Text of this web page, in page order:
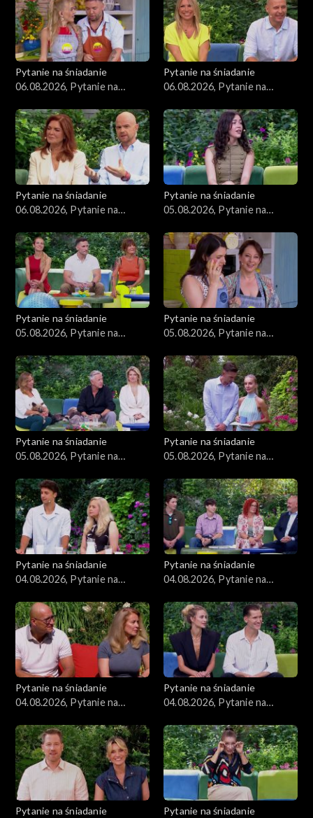
Porady
Czerwony Dywan
Uroda
Moda
Materiały
Odcinki
Pytanie na śniadanie
06.08.2026, Pytanie na
Pytanie na śniadanie
06.08.2026, Pytanie na
Pytanie na śniadanie
06.08.2026, Pytanie na
Pytanie na śniadanie
05.08.2026, Pytanie na
Pytanie na śniadanie
05.08.2026, Pytanie na
Pytanie na śniadanie
05.08.2026, Pytanie na
Pytanie na śniadanie
05.08.2026, Pytanie na
Pytanie na śniadanie
05.08.2026, Pytanie na
Pytanie na śniadanie
04.08.2026, Pytanie na
Pytanie na śniadanie
04.08.2026, Pytanie na
Pytanie na śniadanie
04.08.2026, Pytanie na
Pytanie na śniadanie
04.08.2026, Pytanie na
Pytanie na śniadanie
Pytanie na śniadanie